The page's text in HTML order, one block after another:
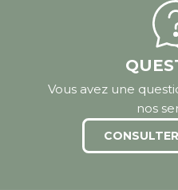
Vous avez une
nos